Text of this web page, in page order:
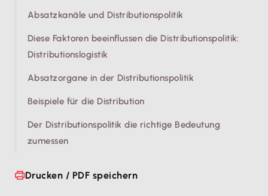
Absatzkanäle und Distributionspolitik
Diese Faktoren beeinflussen die Distributionspolitik:
Distributionslogistik
Absatzorgane in der Distributionspolitik
Beispiele für die Distribution
Der Distributionspolitik die richtige Bedeutung
zumessen
Drucken / PDF speichern